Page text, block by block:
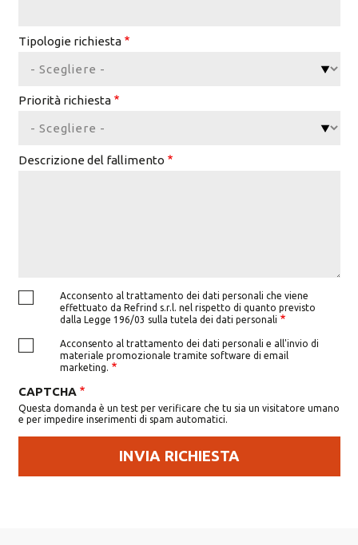
Tipologie richiesta
Priorità richiesta
Descrizione del fallimento
Acconsento al trattamento dei dati personali che viene
effettuato da Refrind s.r.l. nel rispetto di quanto previsto
dalla Legge 196/03 sulla tutela dei dati personali
Acconsento al trattamento dei dati personali e all'invio di
materiale promozionale tramite software di email
marketing.
CAPTCHA
Questa domanda è un test per verificare che tu sia un visitatore umano
e per impedire inserimenti di spam automatici.